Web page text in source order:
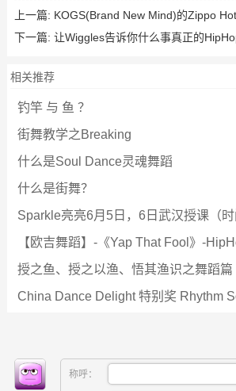
上一篇: KOGS(Brand New Mind)的Zippo
下一篇: 让Wiggles告诉你什么事真正的
相关推荐
钓竿 与 鱼 ？
街舞教学之Breaking
什么是Soul Dance灵魂舞蹈
什么是街舞？
Sparkle亮亮6月5日，6日武汉授课（时
【欧吉舞蹈】-《Yap That Fool》-
授之鱼、授之以渔、悟其渔识之舞蹈篇
China Dance Delight 特别奖 Rhythm
称呼：